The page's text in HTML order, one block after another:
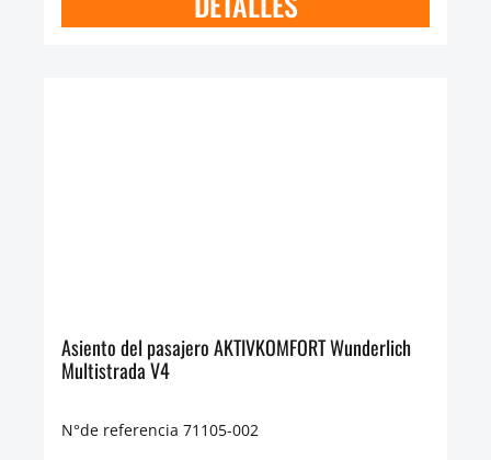
Asiento del pasajero AKTIVKOMFORT Wunderlich
Multistrada V4
N°de referencia 71105-002